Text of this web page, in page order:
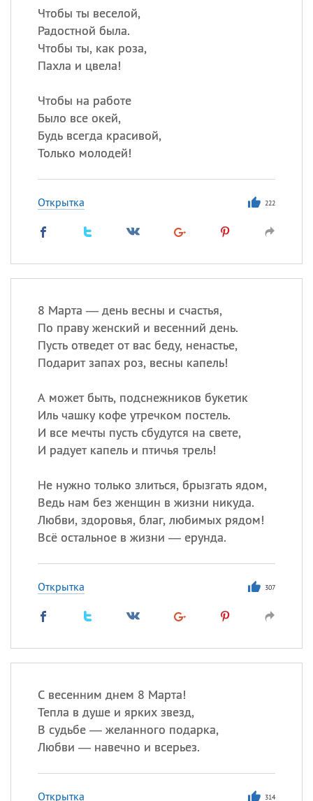
Чтобы ты веселой,
Радостной была.
Чтобы ты, как роза,
Пахла и цвела!
Чтобы на работе
Было все окей,
Будь всегда красивой,
Только молодей!
Открытка 222
8 Марта — день весны и счастья,
По праву женский и весенний день.
Пусть отведет от вас беду, ненастье,
Подарит запах роз, весны капель!
А может быть, подснежников букетик
Иль чашку кофе утречком постель.
И все мечты пусть сбудутся на свете,
И радует капель и птичья трель!
Не нужно только злиться, брызгать ядом,
Ведь нам без женщин в жизни никуда.
Любви, здоровья, благ, любимых рядом!
Всё остальное в жизни — ерунда.
Открытка 307
С весенним днем 8 Марта!
Тепла в душе и ярких звезд,
В судьбе — желанного подарка,
Любви — навечно и всерьез.
Открытка 314